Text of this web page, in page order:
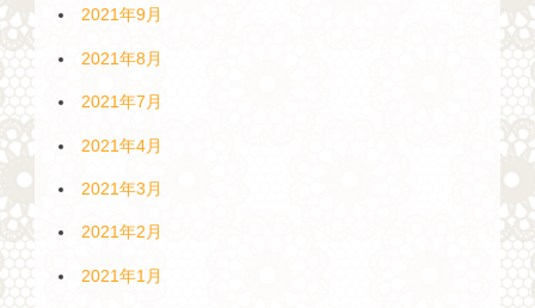
2021年9月
2021年8月
2021年7月
2021年4月
2021年3月
2021年2月
2021年1月